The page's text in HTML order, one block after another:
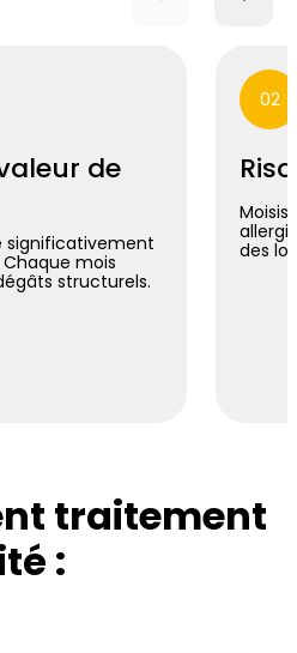
de
significativement
mois
structurels.
02
des
traitement
: